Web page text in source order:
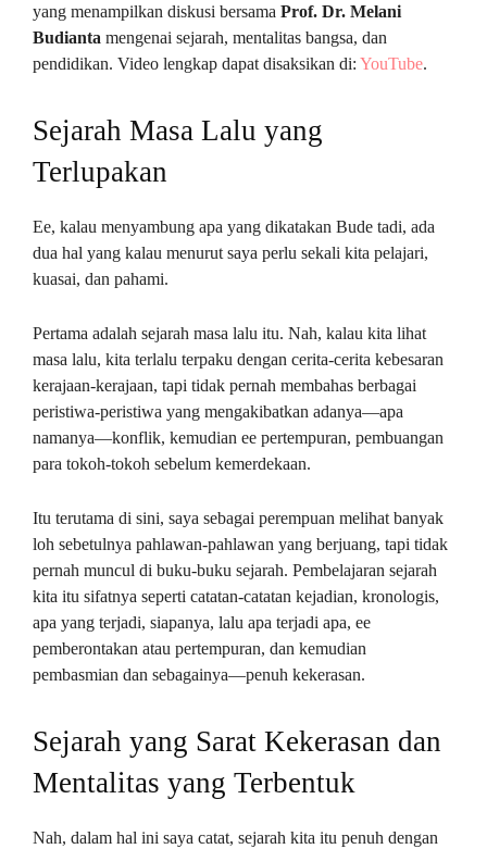
yang menampilkan diskusi bersamaProf. Dr. Melani
Budianta mengenai sejarah, mentalitas bangsa, dan
pendidikan. Video lengkap dapat disaksikan di:YouTube.
Sejarah Masa Lalu yang
Terlupakan
Ee, kalau menyambung apa yang dikatakan Bude tadi, ada
dua hal yang kalau menurut saya perlu sekali kita pelajari,
kuasai, dan pahami.
Pertama adalah sejarah masa lalu itu. Nah, kalau kita lihat
masa lalu, kita terlalu terpaku dengan cerita-cerita kebesaran
kerajaan-kerajaan, tapi tidak pernah membahas berbagai
peristiwa-peristiwa yang mengakibatkan adanya—apa
namanya—konflik, kemudian ee pertempuran, pembuangan
para tokoh-tokoh sebelum kemerdekaan.
Itu terutama di sini, saya sebagai perempuan melihat banyak
loh sebetulnya pahlawan-pahlawan yang berjuang, tapi tidak
pernah muncul di buku-buku sejarah. Pembelajaran sejarah
kita itu sifatnya seperti catatan-catatan kejadian, kronologis,
apa yang terjadi, siapanya, lalu apa terjadi apa, ee
pemberontakan atau pertempuran, dan kemudian
pembasmian dan sebagainya—penuh kekerasan.
Sejarah yang Sarat Kekerasan dan
Mentalitas yang Terbentuk
Nah, dalam hal ini saya catat, sejarah kita itu penuh dengan